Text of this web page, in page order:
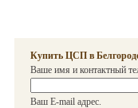
Купить ЦСП в
Ваше имя и контактный
Ваш E-mail адрес.